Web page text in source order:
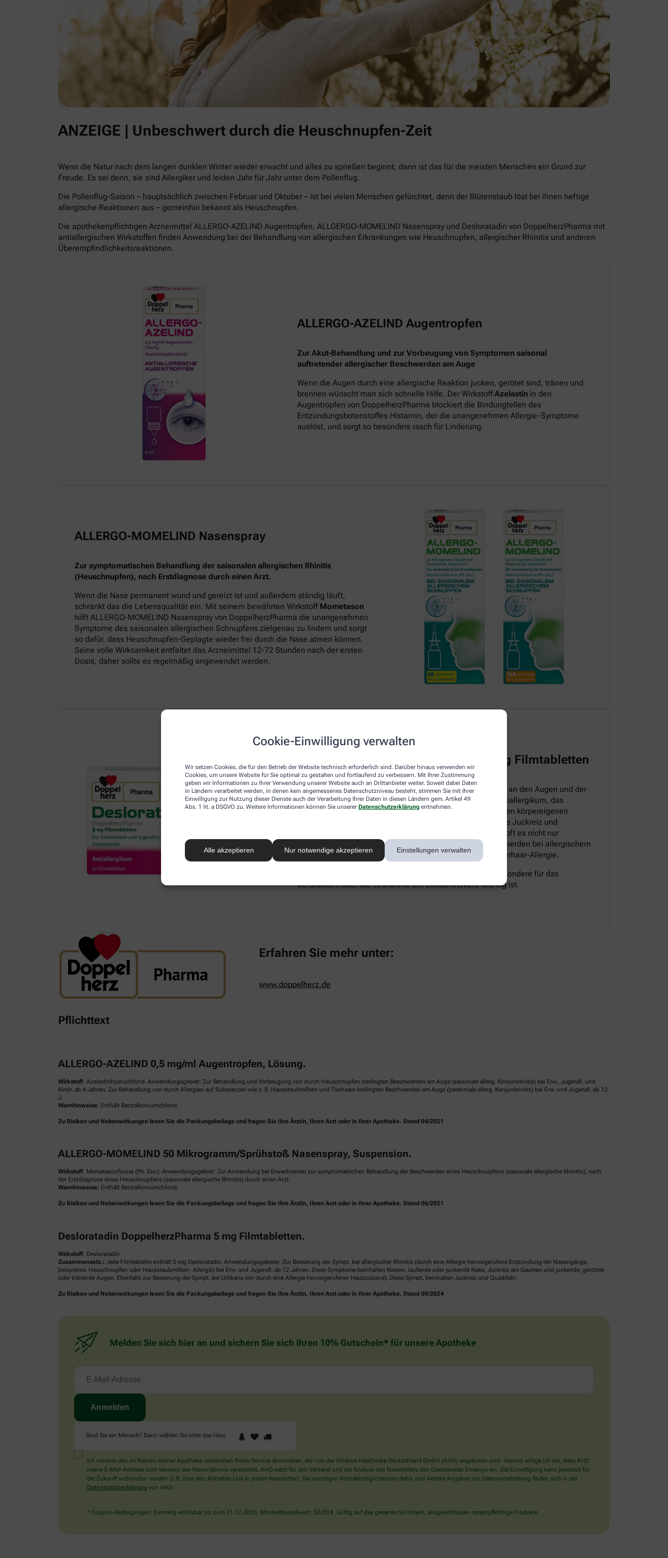
Cookie-Einwilligung verwalten
Wir setzen Cookies, die für den Betrieb der Website technisch erforderlich sind. Darüber hinaus verwenden wir
Cookies, um unsere Website für Sie optimal zu gestalten und fortlaufend zu verbessern. Mit Ihrer Zustimmung
geben wir Informationen zu Ihrer Verwendung unserer Website auch an Drittanbieter weiter. Soweit dabei Daten
in Ländern verarbeitet werden, in denen kein angemessenes Datenschutzniveau besteht, stimmen Sie mit Ihrer
Einwilligung zur Nutzung dieser Dienste auch der Verarbeitung Ihrer Daten in diesen Ländern gem. Artikel 49
Abs. 1 lit. a DSGVO zu. Weitere Informationen können Sie unserer Datenschutzerklärung entnehmen.
Alle akzeptieren Nur notwendige akzeptieren Einstellungen verwalten
ANZEIGE | Unbeschwert durch die Heuschnupfen-Zeit
Wenn die Natur nach dem langen dunklen Winter wieder erwacht und alles zu sprießen beginnt, dann ist das für die meisten Menschen ein Grund zur
Freude. Es sei denn, sie sind Allergiker und leiden Jahr für Jahr unter dem Pollenflug.
Die Pollenflug-Saison – hauptsächlich zwischen Februar und Oktober – ist bei vielen Menschen gefürchtet, denn der Blütenstaub löst bei ihnen heftige
allergische Reaktionen aus – gemeinhin bekannt als Heuschnupfen.
Die apothekenpflichtigen Arzneimittel ALLERGO-AZELIND Augentropfen, ALLGERGO-MOMELIND Nasenspray und Desloratadin von DoppelherzPharma mit
antiallergischen Wirkstoffen finden Anwendung bei der Behandlung von allergischen Erkrankungen wie Heuschnupfen, allergischer Rhinitis und anderen
Überempfindlichkeitsreaktionen.
ALLERGO-AZELIND Augentropfen
Zur Akut-Behandlung und zur Vorbeugung von Symptomen saisonal
auftretender allergischer Beschwerden am Auge
Wenn die Augen durch eine allergische Reaktion jucken, gerötet sind, tränen und
brennen wünscht man sich schnelle Hilfe. Der WirkstoffAzelastin in den
Augentropfen von DoppelherzPharma blockiert die Bindungtellen des
Entzündungsbotenstoffes Histamin, der die unangenehmen Allergie-Symptome
auslöst, und sorgt so besonders rasch für Linderung.
ALLERGO-MOMELIND Nasenspray
Zur symptomatischen Behandlung der saisonalen allergischen Rhinitis
(Heuschnupfen), nach Erstdiagnose durch einen Arzt.
Wenn die Nase permanent wund und gereizt ist und außerdem ständig läuft,
schränkt das die Lebensqualität ein. Mit seinem bewährten Wirkstoff Mometason
hilft ALLERGO-MOMELIND Nasenspray von DoppelherzPharma die unangenehmen
Symptome des saisonalen allergischen Schnupfens zielgenau zu lindern und sorgt
so dafür, dass Heuschnupfen-Geplagte wieder frei durch die Nase atmen können.
Seine volle Wirksamkeit entfaltet das Arzneimittel 12-72 Stunden nach der ersten
Dosis, daher sollte es regelmäßig angewendet werden.
Desloratadin DoppelherzPharma 5 mg Filmtabletten
Neben den beiden lokal wirkenden Arzneimitteln, die direkt an den Augen und der
Nase für Linderung sorgen, gibt es mit Desloratadin ein Antiallergikum, das
systemisch – also im ganzen Körper – aktiv ist. Es hemmt den körpereigenen
Botenstoff Histamin, der für allergie-typische Symptome wie Juckreiz und
Schwellungen verantwortlich ist. Aus diesem Grund bekämpft es nicht nur
Heuschnupfen-Symptome, sondern lindert auch die Beschwerden bei allergischem
Hautausschlag (Urtikaria), und Hausstaubmilben- sowie Tierhaar-Allergie.
Desloratadin macht nicht müde, was insbesondere für das
Berufsleben oder die Teilnahme am Straßenverkehr wichtig ist.
Erfahren Sie mehr unter:
www.doppelherz.de
Pflichttext
ALLERGO-AZELIND 0,5 mg/ml Augentropfen, Lösung.
Wirkstoff: Azelastinhydrochlorid. Anwendungsgebiet: Zur Behandlung und Vorbeugung von durch Heuschnupfen bedingten Beschwerden am Auge (saisonale allerg. Konjunktivitis) bei Erw., Jugendl. und
Kindr. ab 4 Jahren. Zur Behandlung von durch Allergien auf Substanzen wie z. B. Hausstaubmilben und Tierhaare bedingten Beschwerden am Auge (perenniale allerg. Konjunktivitis) bei Erw. und Jugendl. ab 12
J.
Warnhinweise: Enthält Benzalkoniumchlorid.
Zu Risiken und Nebenwirkungen lesen Sie die Packungsbeilage und fragen Sie Ihre Ärztin, Ihren Arzt oder in Ihrer Apotheke. Stand 04/2021
ALLERGO-MOMELIND 50 Mikrogramm/Sprühstoß Nasenspray, Suspension.
Wirkstoff: Mometasonfuroat (Ph. Eur.). Anwendungsgebiet: Zur Anwendung bei Erwachsenen zur symptomatischen Behandlung der Beschwerden eines Heuschnupfens (saisonale allergische Rhinitis), nach
der Erstdiagnose eines Heuschnupfens (saisonale allergische Rhinitis) durch einen Arzt.
Warnhinweise: Enthält Benzalkoniumchlorid.
Zu Risiken und Nebenwirkungen lesen Sie die Packungsbeilage und fragen Sie Ihre Ärztin, Ihren Arzt oder in Ihrer Apotheke. Stand 06/2021
Desloratadin DoppelherzPharma 5 mg Filmtabletten.
Wirkstoff: Desloratadin.
Zusammensetz.: Jede Filmtablette enthält 5 mg Desloratadin. Anwendungsgebiete: Zur Besserung der Sympt. bei allergischer Rhinitis (durch eine Allergie hervorgerufene Entzündung der Nasengänge,
beispielsw. Heuschnupfen oder Hausstaubmilben- Allergie) bei Erw. und Jugendl. ab 12 Jahren. Diese Symptome beinhalten Niesen, laufende oder juckende Nase, Juckreiz am Gaumen und juckende, gerötete
oder tränende Augen. Ebenfalls zur Besserung der Sympt. bei Urtikaria (ein durch eine Allergie hervorgerufener Hautzustand). Diese Sympt. beinhalten Juckreiz und Quaddeln.
Zu Risiken und Nebenwirkungen lesen Sie die Packungsbeilage und fragen Sie Ihre Ärztin, Ihren Arzt oder in Ihrer Apotheke. Stand 09/2024
Melden Sie sich hier an und sichern Sie sich Ihren 10% Gutschein* für unsere Apotheke
Sind Sie ein Mensch? Dann wählen Sie bitte das Herz
Sind
Sie
Mensch?
Dann
wählen
Herz.
1 2
Ich möchte den im Namen meiner Apotheke versandten News-Service abonnieren, der von der Alliance Healthcare Deutschland GmbH (AHD) angeboten wird. Hiermit willige ich ein, dass AHD
meine E-Mail-Adresse zum Versand des News-Service verarbeitet. AHD setzt für den Versand und die Analyse des Newsletters den Dienstleister Emarsys ein. Die Einwilligung kann jederzeit für
die Zukunft widerrufen werden (z.B. über den Abmelde-Link in jedem Newsletter). Die sonstigen Kontaktmöglichkeiten dafür und weitere Angaben zur Datenverarbeitung finden sich in der
Datenschutzerklärung von AHD.
* Coupon-Bedingungen: Einmalig einlösbar bis zum 31.12.2026. Mindestbestellwert: 50,00 €. Gültig auf das gesamte Sortiment, ausgeschlossen rezeptpflichtige Produkte.